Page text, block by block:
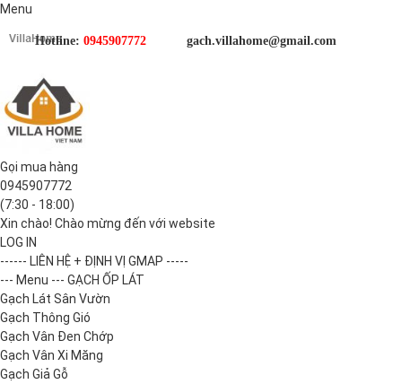
Menu
Hotline: 0945907772 gach.villahome@gmail.com
Gọi mua hàng
0945907772
(7:30 - 18:00)
Xin chào! Chào mừng đến với website
LOG IN
------ LIÊN HỆ + ĐỊNH VỊ GMAP -----
--- Menu --- GẠCH ỐP LÁT
Gạch Lát Sân Vườn
Gạch Thông Gió
Gạch Vân Đen Chớp
Gạch Vân Xi Măng
Gạch Giả Gỗ